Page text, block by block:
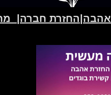
אהבה|החזרת חברה|